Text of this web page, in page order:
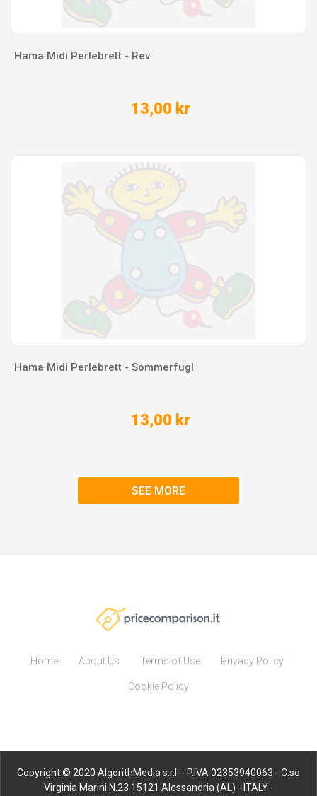
Hama Midi Perlebrett - Rev
13,00 kr
Hama Midi Perlebrett - Sommerfugl
13,00 kr
SEE MORE
Home About Us Terms of Use Privacy Policy
Cookie Policy
Copyright © 2020 AlgorithMedia s.r.l. - P.IVA 02353940063 - C.so
Virginia Marini N.23 15121 Alessandria (AL) - ITALY -